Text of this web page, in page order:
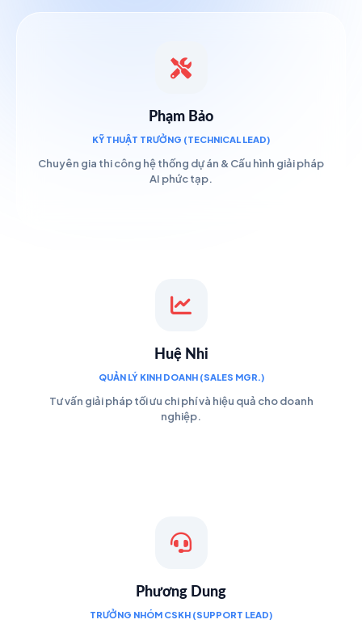
Phạm Bảo
KỸ THUẬT TRƯỞNG (TECHNICAL LEAD)
Chuyên gia thi công hệ thống dự án & Cấu hình giải pháp
AI phức tạp.
Huệ Nhi
QUẢN LÝ KINH DOANH (SALES MGR.)
Tư vấn giải pháp tối ưu chi phí và hiệu quả cho doanh
nghiệp.
Phương Dung
TRƯỞNG NHÓM CSKH (SUPPORT LEAD)